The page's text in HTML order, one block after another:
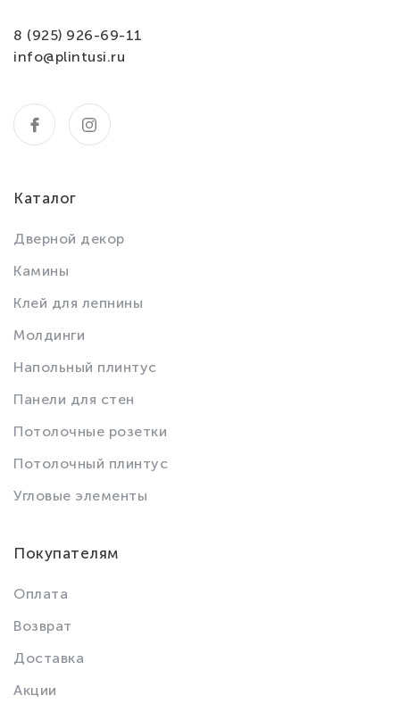
8 (925) 926-69-11
info@plintusi.ru
Каталог
Дверной декор
Камины
Клей для лепнины
Молдинги
Напольный плинтус
Панели для стен
Потолочные розетки
Потолочный плинтус
Угловые элементы
Покупателям
Оплата
Возврат
Доставка
Акции